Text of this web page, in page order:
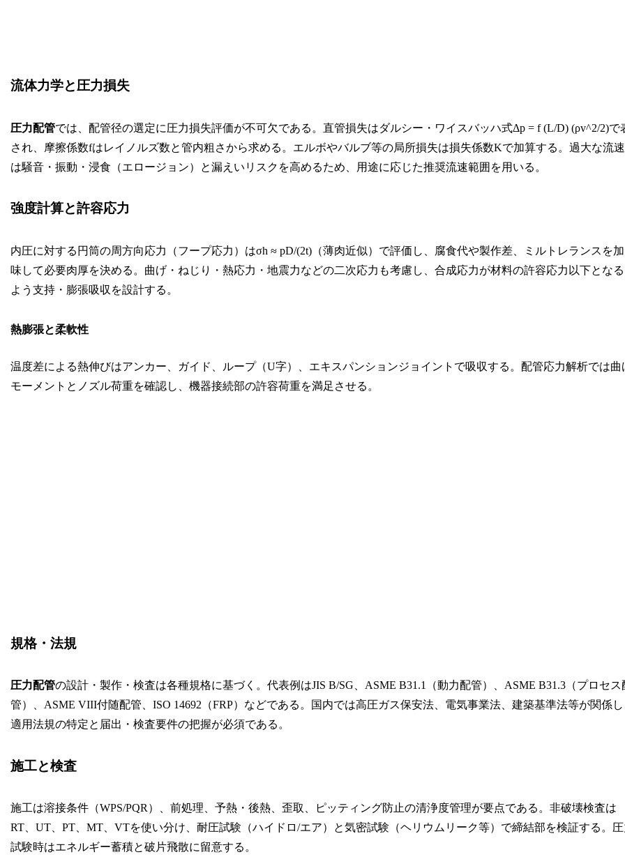
流体力学と圧力損失
圧力配管では、配管径の選定に圧力損失評価が不可欠である。直管損失はダルシー・ワイスバッハ式Δp = f (L/D) (ρv^2/2)で
され、摩擦係数fはレイノルズ数と管内粗さから求める。エルボやバルブ等の局所損失は損失係数Kで加算する。過大な流速
は騒音・振動・浸食（エロージョン）と漏えいリスクを高めるため、用途に応じた推奨流速範囲を用いる。
強度計算と許容応力
内圧に対する円筒の周方向応力（フープ応力）はσh ≈ pD/(2t)（薄肉近似）で評価し、腐食代や製作差、ミルトレランスを加
味して必要肉厚を決める。曲げ・ねじり・熱応力・地震力などの二次応力も考慮し、合成応力が材料の許容応力以下となる
よう支持・膨張吸収を設計する。
熱膨張と柔軟性
温度差による熱伸びはアンカー、ガイド、ループ（U字）、エキスパンションジョイントで吸収する。配管応力解析では曲
モーメントとノズル荷重を確認し、機器接続部の許容荷重を満足させる。
規格・法規
圧力配管の設計・製作・検査は各種規格に基づく。代表例はJIS B/SG、ASME B31.1（動力配管）、ASME B31.3（プロセス
管）、ASME VIII付随配管、ISO 14692（FRP）などである。国内では高圧ガス保安法、電気事業法、建築基準法等が関係
適用法規の特定と届出・検査要件の把握が必須である。
施工と検査
施工は溶接条件（WPS/PQR）、前処理、予熱・後熱、歪取、ピッティング防止の清浄度管理が要点である。非破壊検査は
RT、UT、PT、MT、VTを使い分け、耐圧試験（ハイドロ/エア）と気密試験（ヘリウムリーク等）で締結部を検証する。
試験時はエネルギー蓄積と破片飛散に留意する。